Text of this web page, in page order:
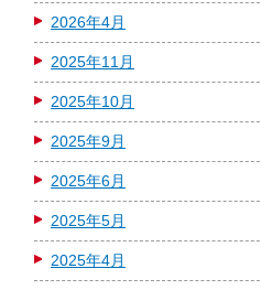
2026年4月
2025年11月
2025年10月
2025年9月
2025年6月
2025年5月
2025年4月